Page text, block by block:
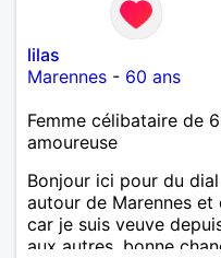
lilas
Marennes - 60 ans
Femme célibataire de
amoureuse
Bonjour ici pour du
autour de Marennes et
car je suis veuve
aux autres, bonne